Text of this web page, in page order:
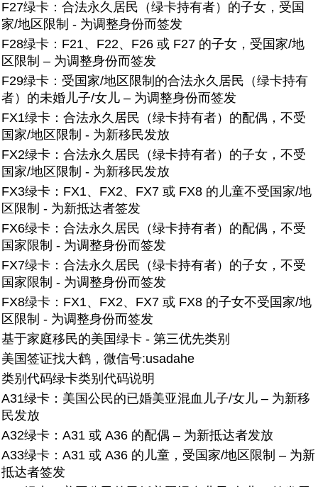
F27绿卡：合法永久居民（绿卡持有者）的子女，受国
家/地区限制 - 为调整身份而签发
F28绿卡： F21、F22、F26 或 F27 的子女，受国家/地
区限制 – 为调整身份而签发
F29绿卡： 受国家/地区限制的合法永久居民（绿卡持有
者）的未婚儿子/女儿 – 为调整身份而签发
FX1绿卡：合法永久居民（绿卡持有者）的配偶，不受
国家/地区限制 - 为新移民发放
FX2绿卡： 合法永久居民（绿卡持有者）的子女，不受
国家/地区限制 - 为新移民发放
FX3绿卡： FX1、FX2、FX7 或 FX8 的儿童不受国家/地
区限制 - 为新抵达者签发
FX6绿卡：合法永久居民（绿卡持有者）的配偶，不受
国家限制 - 为调整身份而签发
FX7绿卡： 合法永久居民（绿卡持有者）的子女，不受
国家限制 - 为调整身份而签发
FX8绿卡： FX1、FX2、FX7 或 FX8 的子女不受国家/地
区限制 - 为调整身份而签发
基于家庭移民的美国绿卡 - 第三优先类别
美国签证找大鹤，微信号:usadahe
类别代码绿卡类别代码说明
A31绿卡：美国公民的已婚美亚混血儿子/女儿 – 为新移
民发放
A32绿卡： A31 或 A36 的配偶 – 为新抵达者发放
A33绿卡： A31 或 A36 的儿童，受国家/地区限制 – 为新
抵达者签发